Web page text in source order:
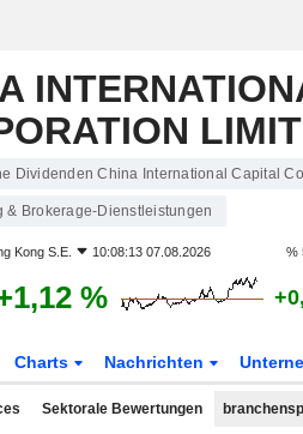
Dividenden China International Capital
& Brokerage-Dienstleistungen
Kong S.E. 10:08:13 07.08.2026 %
%
Charts Nachrichten
Sektorale Bewertungen